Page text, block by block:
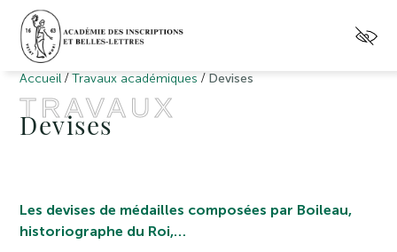
Accueil /Travaux académiques / Devises
TRAVAUX
Devises
Les devises de médailles composées par Boileau,
historiographe du Roi,…